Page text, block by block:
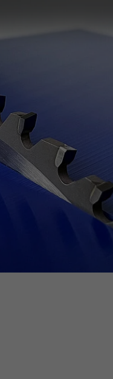
中国
ประเทศไ
Україна